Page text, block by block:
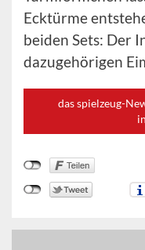
Ecktürme
beiden Sets: Der
dazugehörigen
das spielzeug-